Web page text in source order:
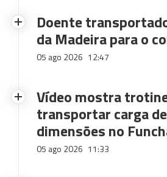
Doente
da Madeira para o
05 ago 2026 12:47
Vídeo mostra
transportar carga
dimensões no
05 ago 2026 11:33